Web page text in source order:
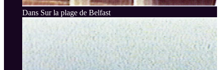
Dans Sur la plage de Belfast